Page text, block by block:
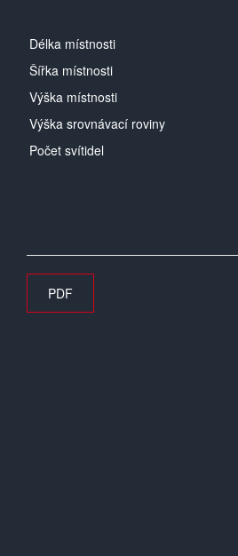
Délka místnosti
Šířka místnosti
Výška místnosti
Výška srovnávací roviny
Počet svítidel